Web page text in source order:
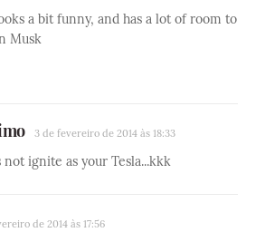
a bit funny, and has a lot of room to
Musk
3 de fevereiro de 2014 às 18:33
not ignite as your Tesla...kkk
de 2014 às 17:56